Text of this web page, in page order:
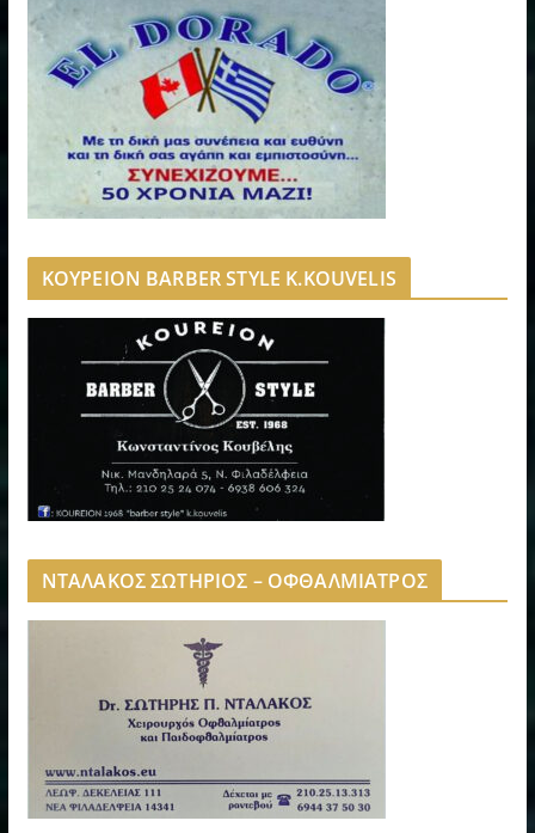
ΚΟΥΡΕΙΟΝ BARBER STYLE K.KOUVELIS
ΝΤΑΛΑΚΟΣ ΣΩΤΗΡΙΟΣ – ΟΦΘΑΛΜΙΑΤΡΟΣ